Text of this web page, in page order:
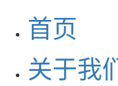
首页
关于我